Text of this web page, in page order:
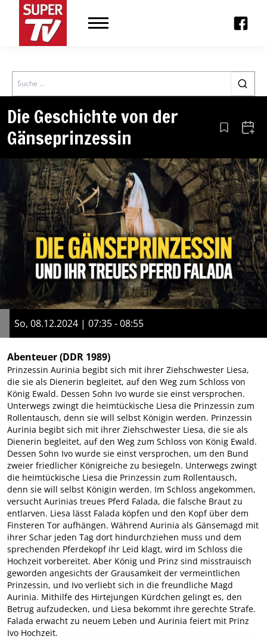
Search
Die Geschichte von der
Gänseprinzessin
Aus den
So, 08.12.2024 | 07:35 - 08:55
Abenteuer(DDR 1989)
Prinzessin Aurinia begibt sich mit ihrer Ziehschwester Liesa,
die sie als Dienerin begleitet, auf den Weg zum Schloss von
König Ewald. Dessen Sohn Ivo wurde sie einst versprochen.
Unterwegs zwingt die heimtückische Liesa die Prinzessin zum
Rollentausch, denn sie will selbst Königin werden. Prinzessin
Aurinia begibt sich mit ihrer Ziehschwester Liesa, die sie als
Dienerin begleitet, auf den Weg zum Schloss von König Ewald.
Dessen Sohn Ivo wurde sie einst versprochen, um den Bund
zweier friedlicher Königreiche zu besiegeln. Unterwegs zwingt
die heimtückische Liesa die Prinzessin zum Rollentausch,
denn sie will selbst Königin werden. Im Schloss angekommen,
versucht Aurinias treues Pferd Falada, die falsche Braut zu
entlarven. Liesa lässt Falada köpfen und den Kopf über dem
Finsteren Tor aufhängen. Während Aurinia als Gänsemagd mit
ihrer Schar jeden Tag dort hindurchziehen muss und dem
sprechenden Pferdekopf ihr Leid klagt, wird im Schloss die
Hochzeit vorbereitet. Aber König und Prinz sind misstrauisch
geworden angesichts der Grausamkeit der vermeintlichen
Prinzessin, und Ivo verliebt sich in die freundliche Magd
Aurinia. Mithilfe des Hirtejungen Kürdchen gelingt es, den
Betrug aufzudecken, und Liesa bekommt ihre gerechte Strafe.
Falada erwacht zu neuem Leben und Aurinia feiert mit Prinz
Ivo Hochzeit.